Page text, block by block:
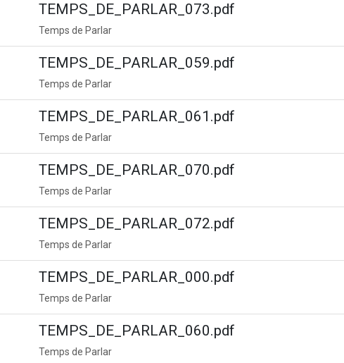
TEMPS_DE_PARLAR_073.pdf
Temps de Parlar
TEMPS_DE_PARLAR_059.pdf
Temps de Parlar
TEMPS_DE_PARLAR_061.pdf
Temps de Parlar
TEMPS_DE_PARLAR_070.pdf
Temps de Parlar
TEMPS_DE_PARLAR_072.pdf
Temps de Parlar
TEMPS_DE_PARLAR_000.pdf
Temps de Parlar
TEMPS_DE_PARLAR_060.pdf
Temps de Parlar